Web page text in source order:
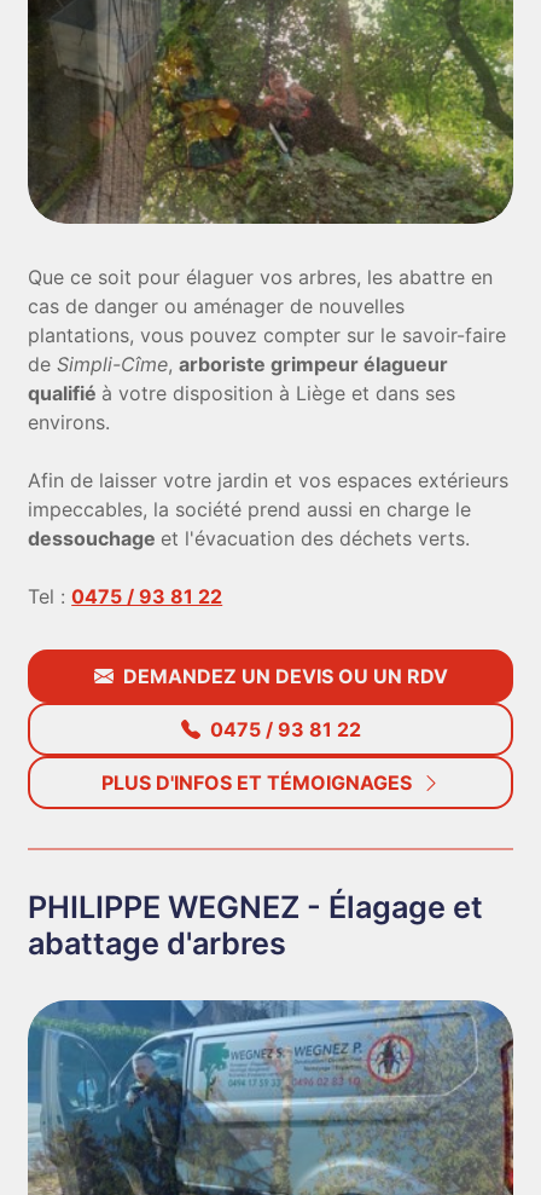
Que ce soit pour élaguer vos arbres, les abattre en
cas de danger ou aménager de nouvelles
plantations, vous pouvez compter sur le savoir-faire
deSimpli-Cîme,arboriste grimpeur élagueur
qualifié à votre disposition à Liège et dans ses
environs.
Afin de laisser votre jardin et vos espaces extérieurs
impeccables, la société prend aussi en charge le
dessouchage et l'évacuation des déchets verts.
Tel :0475 / 93 81 22
DEMANDEZ UN DEVIS OU UN RDV
0475 / 93 81 22
PLUS D'INFOS ET TÉMOIGNAGES
PHILIPPE WEGNEZ - Élagage et
abattage d'arbres